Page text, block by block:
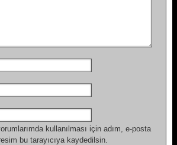
kullanılması için adım, e-posta
bu tarayıcıya kaydedilsin.